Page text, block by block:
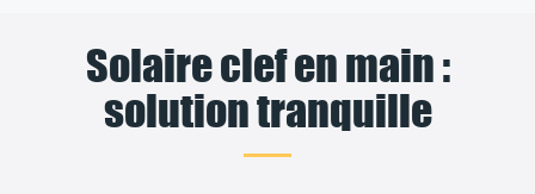
Solaire clef en main :
solution tranquille